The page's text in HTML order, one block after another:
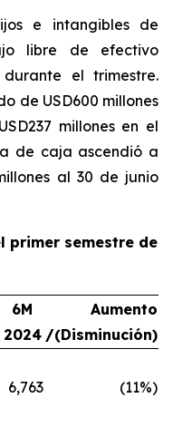
e intangibles de
libre de efectivo
durante el trimestre.
de USD600 millones
millones en el
de caja ascendió a
al 30 de junio
primer semestre de
6M
2024
Aumento
/(Disminución)
6,763
(11%)